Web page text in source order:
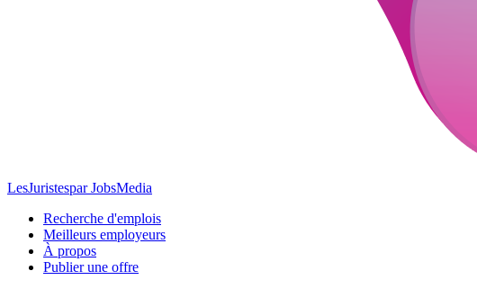
LesJuristespar JobsMedia
Recherche d'emplois
Meilleurs employeurs
À propos
Publier une offre